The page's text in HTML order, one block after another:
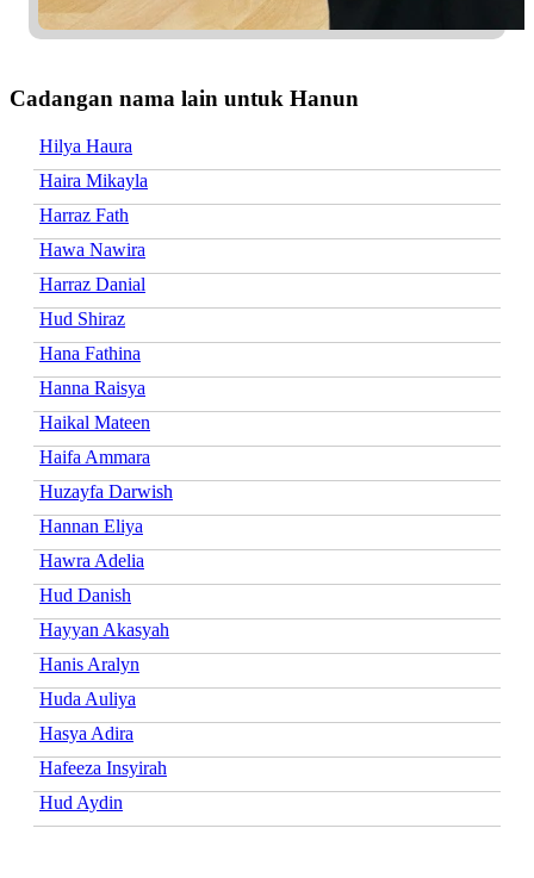
Cadangan nama lain untuk Hanun
Hilya Haura
Haira Mikayla
Harraz Fath
Hawa Nawira
Harraz Danial
Hud Shiraz
Hana Fathina
Hanna Raisya
Haikal Mateen
Haifa Ammara
Huzayfa Darwish
Hannan Eliya
Hawra Adelia
Hud Danish
Hayyan Akasyah
Hanis Aralyn
Huda Auliya
Hasya Adira
Hafeeza Insyirah
Hud Aydin